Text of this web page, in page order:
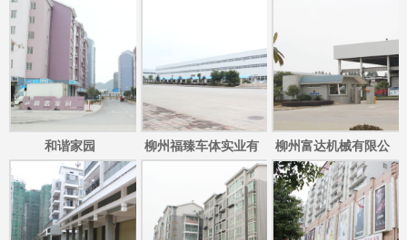
和谐家园
柳州福臻车体实业有
柳州富达机械有限公
司